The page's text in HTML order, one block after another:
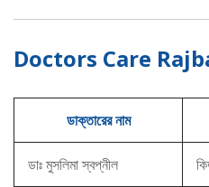
Doctors Care
ডাক্তারের নাম
ডাঃ মুসলিমা স্বপ্নীল